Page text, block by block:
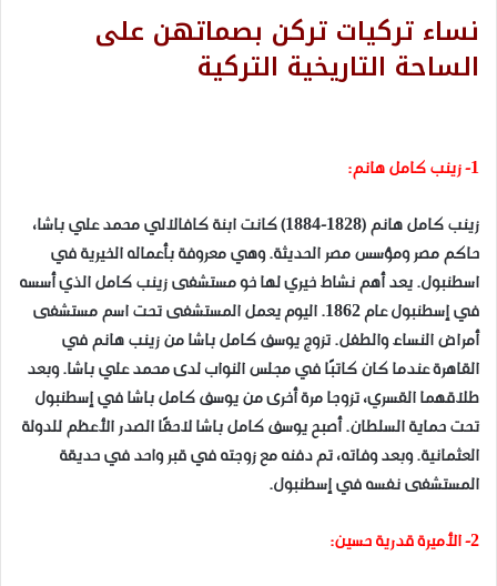
نساء تركيات تركن بصماتهن على
الساحة التاريخية التركية
1- زينب كامل هانم:
زينب كامل هانم (1828-1884) كانت ابنة كافالالي محمد علي باشا،
حاكم مصر ومؤسس مصر الحديثة. وهي معروفة بأعماله الخيرية في
اسطنبول. يعد أهم نشاط خيري لها خو مستشفى زينب كامل الذي أسسه
في إسطنبول عام 1862. اليوم يعمل المستشفى تحت اسم مستشفى
أمراض النساء والطفل. تزوج يوسف كامل باشا من زينب هانم في
القاهرة عندما كان كاتبًا في مجلس النواب لدى محمد علي باشا. وبعد
طلاقهما القسري، تزوجا مرة أخرى من يوسف كامل باشا في إسطنبول
تحت حماية السلطان. أصبح يوسف كامل باشا لاحقًا الصدر الأعظم للدولة
العثمانية. وبعد وفاته، تم دفنه مع زوجته في قبر واحد في حديقة
المستشفى نفسه في إسطنبول.
2- الأميرة قدرية حسين: